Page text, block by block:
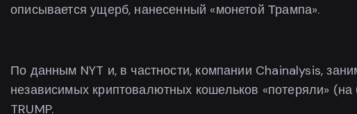
описывается ущерб, нанесенный «монетой Трампа».
По данным NYT и, в частности, компании Chainalysis,
независимых криптовалютных кошельков «потеряли»
TRUMP.